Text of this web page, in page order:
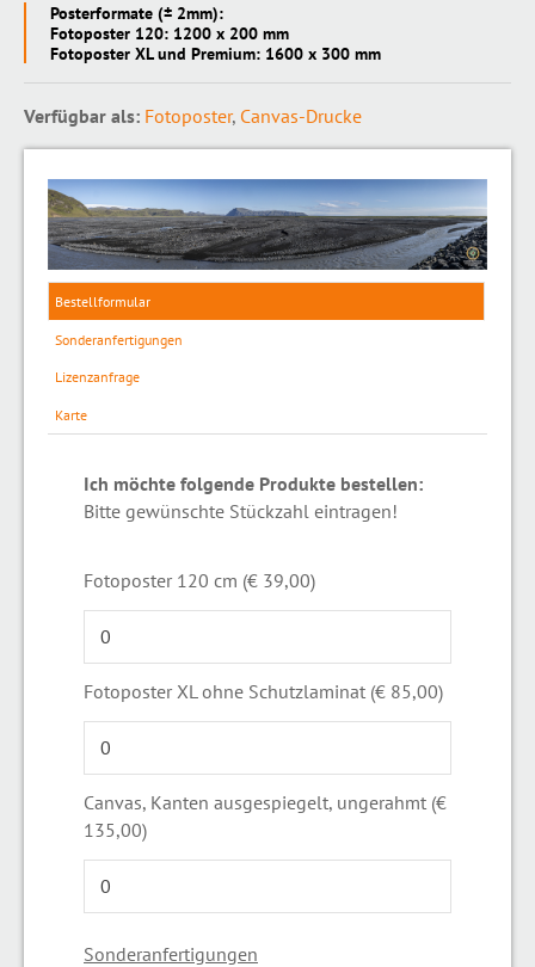
Posterformate (± 2mm):
Fotoposter 120: 1200 x 200 mm
Fotoposter XL und Premium: 1600 x 300 mm
Verfügbar als: Fotoposter, Canvas-Drucke
Bestellformular
Sonderanfertigungen
Lizenzanfrage
Karte
Ich möchte folgende Produkte bestellen:
Bitte gewünschte Stückzahl eintragen!
Fotoposter 120 cm (€ 39,00)
Fotoposter XL ohne Schutzlaminat (€ 85,00)
Canvas, Kanten ausgespiegelt, ungerahmt (€
135,00)
Sonderanfertigungen